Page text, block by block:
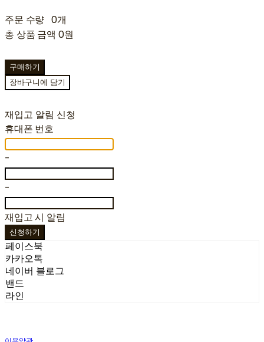
주문 수량 0개
총 상품 금액 0원
구매하기
장바구니에 담기
재입고 알림 신청
휴대폰 번호
-
-
재입고 시 알림
신청하기
페이스북
카카오톡
네이버 블로그
밴드
라인